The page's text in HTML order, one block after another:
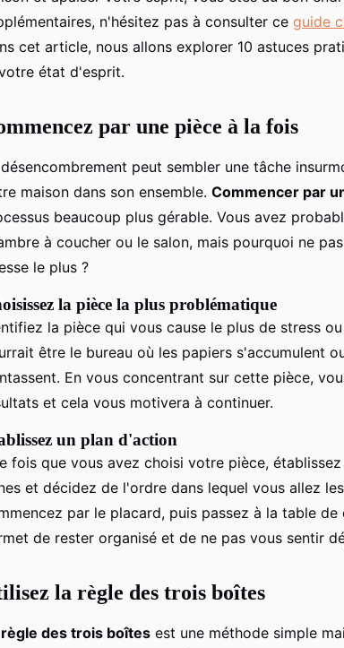
n'hésitez pas à consulter ce guide
cet article, nous allons explorer 10 astuces
état d'esprit.
par une pièce à la fois
peut sembler une tâche
maison dans son ensemble. Commencer par
beaucoup plus gérable. Vous avez
à coucher ou le salon, mais pourquoi ne
le plus ?
la pièce la plus problématique
la pièce qui vous cause le plus de stress
être le bureau où les papiers s'accumulent
En vous concentrant sur cette pièce,
et cela vous motivera à continuer.
un plan d'action
fois que vous avez choisi votre pièce,
et décidez de l'ordre dans lequel vous allez
par le placard, puis passez à la table
de rester organisé et de ne pas vous sentir
la règle des trois boîtes
règle des trois boîtes est une méthode simple